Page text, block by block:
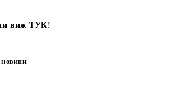
виж ТУК!
новини